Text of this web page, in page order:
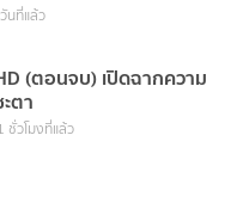
นที่แล้ว
(ตอนจบ) เปิดฉากความ
ตา
ชั่วโมงที่แล้ว